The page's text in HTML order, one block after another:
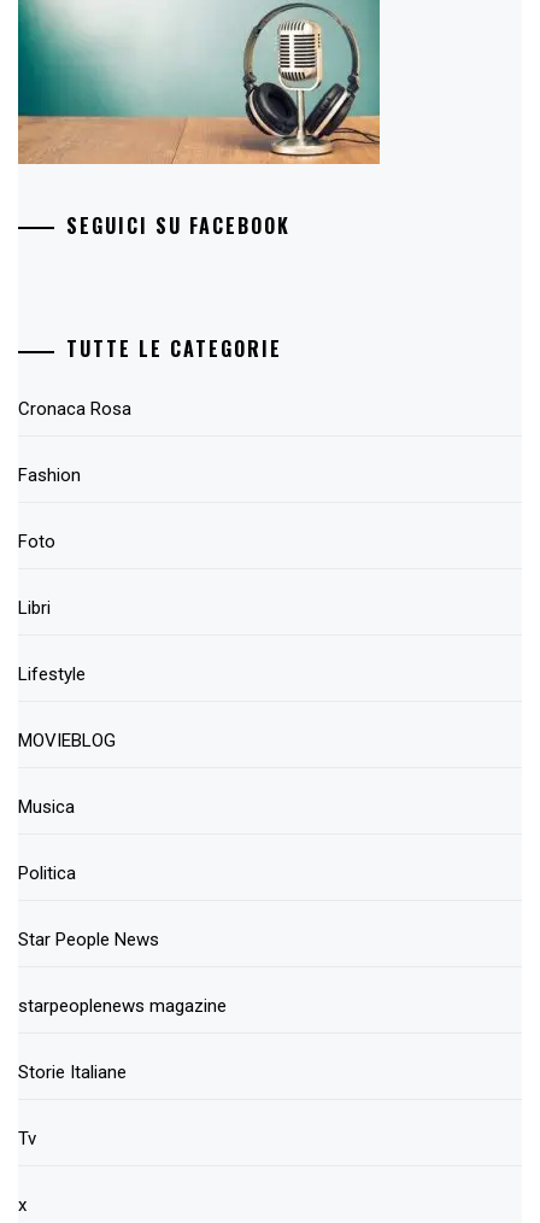
SEGUICI SU FACEBOOK
TUTTE LE CATEGORIE
Cronaca Rosa
Fashion
Foto
Libri
Lifestyle
MOVIEBLOG
Musica
Politica
Star People News
starpeoplenews magazine
Storie Italiane
Tv
x